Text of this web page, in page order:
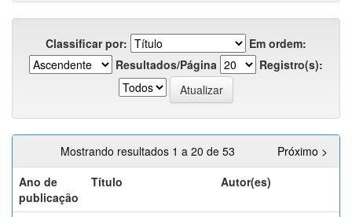
Classificar por:
Em ordem:
Resultados/Página
Registro(s):
Mostrando resultados 1 a 20 de 53
Próximo >
Ano de
publicação
Título Autor(es)